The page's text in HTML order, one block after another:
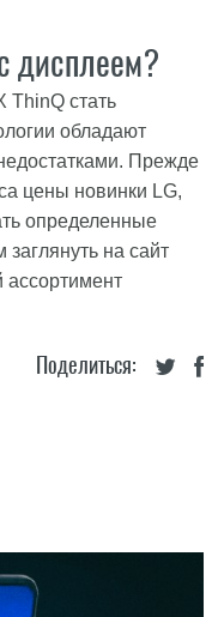
дисплеем?
ThinQ стать
обладают
Прежде
цены новинки LG,
определенные
на сайт
ассортимент
Поделиться: